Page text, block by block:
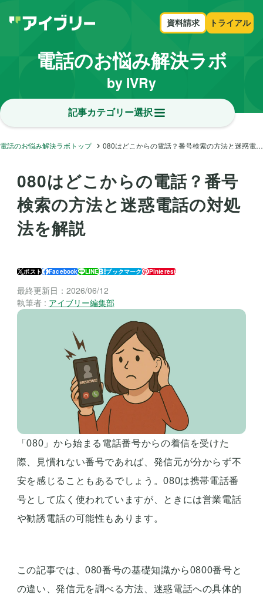
資料請求 トライアル
電話のお悩み解決ラボ
by IVRy
記事カテゴリー選択
電話のお悩み解決ラボトップ 080はどこからの電話？番号検索の方法と迷惑電話の対処法を解説
080はどこからの電話？番号
検索の方法と迷惑電話の対処
法を解説
ポスト Facebook LINE ブックマーク Pinterest
最終更新日： 2026/06/12
執筆者 : アイブリー編集部
「080」から始まる電話番号からの着信を受けた
際、見慣れない番号であれば、発信元が分からず不
安を感じることもあるでしょう。080は携帯電話番
号として広く使われていますが、ときには営業電話
や勧誘電話の可能性もあります。
この記事では、080番号の基礎知識から0800番号と
の違い、発信元を調べる方法、迷惑電話への具体的